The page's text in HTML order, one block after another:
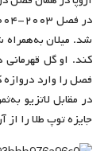
کند. او گل قهرمانی
جایزه توپ طلا را از